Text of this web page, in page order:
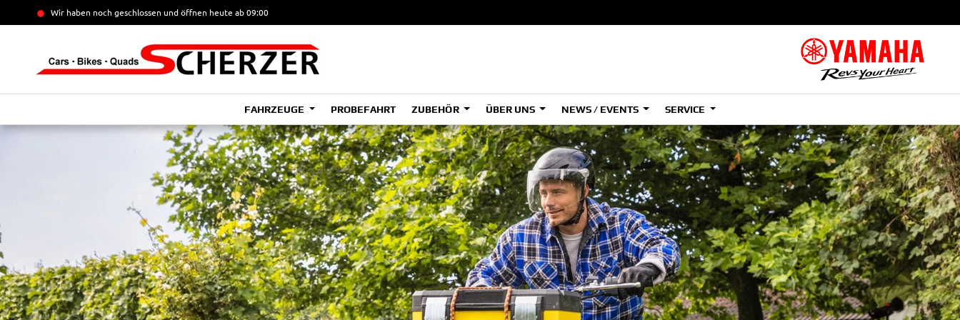
Wir haben noch geschlossen und öffnen heute ab 09:00
FAHRZEUGE
LEISURE
SPORT
UTILITY
B
Grizzly
700 EPS
B
Grizzly
700 EPS
SE
B
Grizzly
700 EPS
XT-R
B
Wolverine
RMAX 2
B
Wolverine
RMAX 2
B
Wolverine
RMAX 2
PROBEFAHRT ZUBEHÖR ÜBER UNS NEWS / EVENTS SERVICE